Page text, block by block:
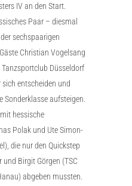
IV an den Start.
Paar – diesmal
sechspaarigen
Christian Vogelsang
Düsseldorf
entscheiden und
aufsteigen.
hessische
Polak und Ute Simon-
die nur den Quickstep
Birgit Görgen (TSC
abgeben mussten.